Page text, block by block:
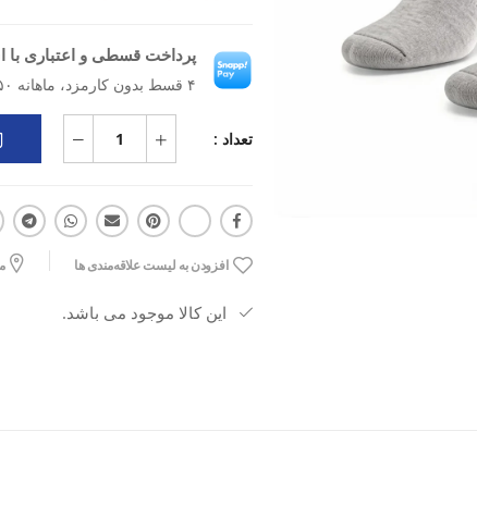
پرداخت قسطی و اعتباری
۴ قسط بدون کارمزد، ماهانه ۹۸٬۷۵۰ تومان
تعداد :
افزودن به لیست علاقه‌مندی ها
این کالا موجود می باشد.